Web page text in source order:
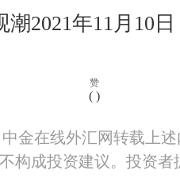
2021年11月10日
赞
( )
金在线外汇网转载上
构成投资建议。投资